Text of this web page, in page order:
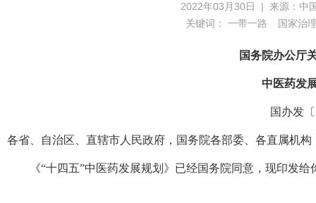
2022年03月30日 | 来源：中
关键词： 一带一路 国家治
国务院办公厅
中医药发
国办发
各省、自治区、直辖市人民政府，国务院各部委、各直属机构
《“十四五”中医药发展规划》已经国务院同意，现印发